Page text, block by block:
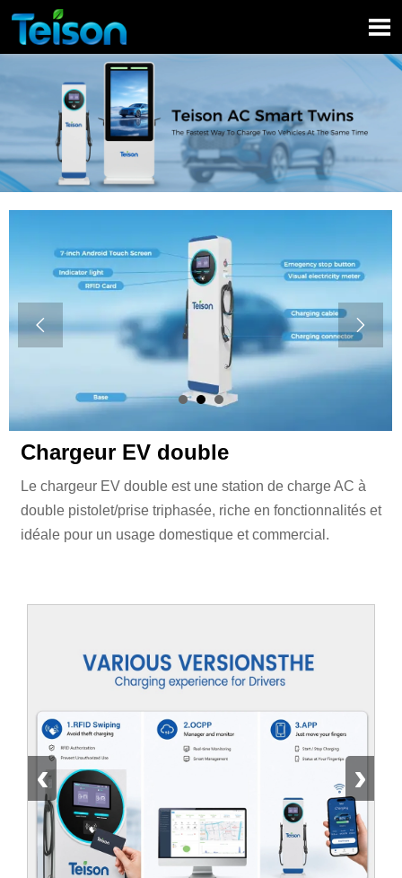

 
Chargeur EV double
Le chargeur EV double est une station de charge AC à
double pistolet/prise triphasée, riche en fonctionnalités et
idéale pour un usage domestique et commercial.
‹ ›